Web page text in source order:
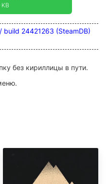
build 24421263 (SteamDB)
без кириллицы в пути.